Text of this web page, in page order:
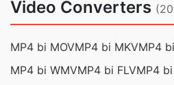
Video Converters
MP4 bi MOVMP4 bi MKVMP4
MP4 bi WMVMP4 bi FLVMP4